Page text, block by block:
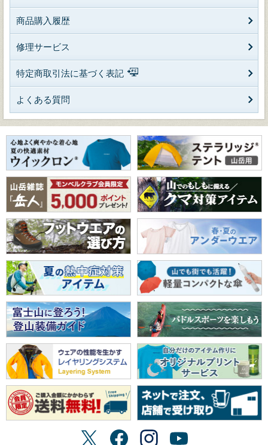
商品購入履歴
修理サービス
特定商取引法に基づく表記
よくある質問